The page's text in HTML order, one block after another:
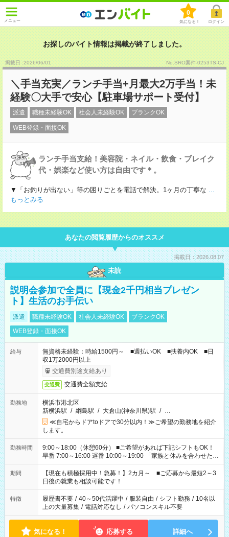
メニュー
0
気になる！ ログイン
お探しのバイト情報は掲載が終了しました。
掲載日 :2026/06/01 No.SRO案件-0253TS-CJ
＼手当充実／ランチ手当+月最大2万手当！未
経験〇大手で安心【駐車場サポート受付】
派遣 職種未経験OK 社会人未経験OK ブランクOK
WEB登録・面接OK
ランチ手当支給！美容院・ネイル・飲食・ブレイク
代・娯楽など使い方は自由です＊。
▼「お釣りが出ない」等の困りごとを電話で解決。1ヶ月の丁寧な ...
もっとみる
あなたの閲覧履歴からのオススメ
掲載日：2026.08.07
未読
説明会参加で全員に【現金2千円相当プレゼン
ト】生活のお手伝い
派遣 職種未経験OK 社会人未経験OK
ブランクOK
WEB登録・面接OK
給与
無資格未経験：時給1500円～ ■週払いOK ■扶養内OK ■日
収1万2000円以上
交通費別途支給あり
交通費 交通費全額支給
勤務地
横浜市港北区
新横浜駅 / 綱島駅 / 大倉山(神奈川県)駅 / …
≪自宅からドアtoドアで30分以内！≫ご希望の勤務地を紹介
します。
勤務時間
9:00～18:00（休憩60分） ■ご希望があれば下記シフトもOK！
早番 7:00～16:00 遅番 10:00～19:00 「家族と休みを合わせた
い」 「余裕を持って夕飯の準備がしたい」 「できれば残業はし
たくない」 など、ご希望を教えてくださいね。 ※Wワーク希望
の方へ 今ご覧のお仕事で希望する勤務時間と、もう1つのお仕事
の勤務時間。 合計で週40時間を超える場合は応募できません。
期間
【現在も積極採用中！急募！】2カ月～ ■ご応募から最短2～3
日後の就業も相談可能です！
特徴 履歴書不要 / 40～50代活躍中 / 服装自由 / シフト勤務 / 10名以
上の大量募集 / 電話対応なし / パソコンスキル不要
気になる！ 応募する 詳細へ